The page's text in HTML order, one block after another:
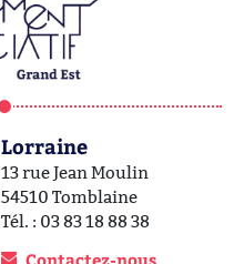
Lorraine
13 rue Jean Moulin
54510 Tomblaine
Tél. : 03 83 18 88 38
Contactez-nous